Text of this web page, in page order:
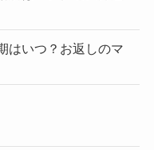
はいつ？お返しのマ